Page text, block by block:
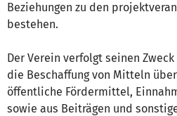
Beziehungen zu den
bestehen.
Der Verein verfolgt seinen Zweck
die Beschaffung von Mitteln
öffentliche Fördermittel,
sowie aus Beiträgen und